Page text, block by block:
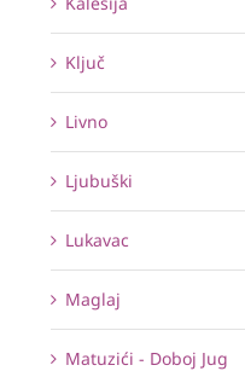
Ključ
Livno
Ljubuški
Lukavac
Maglaj
Matuzići - Doboj Jug